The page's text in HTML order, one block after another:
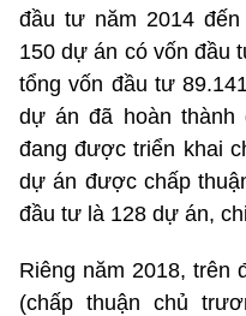
đầu tư năm 2014 đến
150 dự án có vốn đầu
tổng vốn đầu tư
dự án đã hoàn
đang được triển khai
dự án được chấp
đầu tư là 128 dự án,
Riêng năm 2018, trên
(chấp thuận chủ